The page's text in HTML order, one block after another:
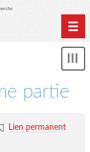
partie
Lien permanent